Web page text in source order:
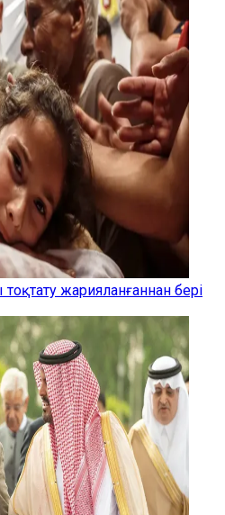
жарияланғаннан бері